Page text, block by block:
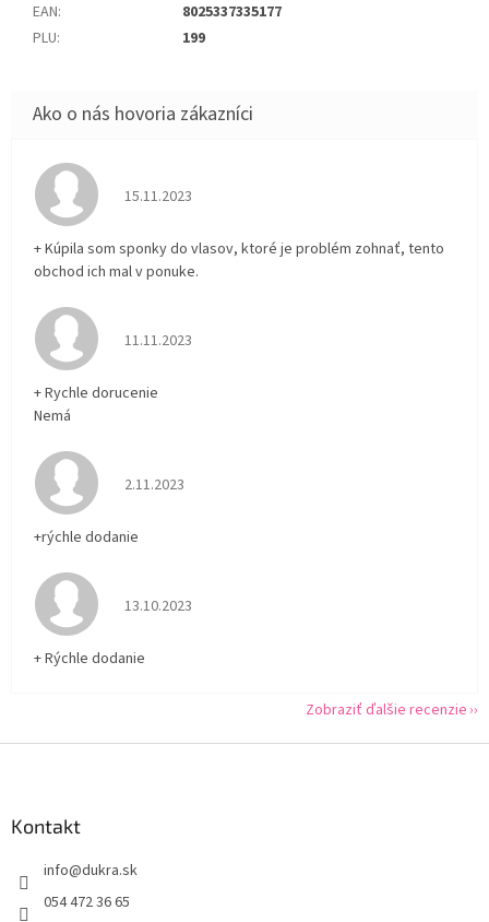
EAN:
8025337335177
PLU: 199
Hodnotenie obchodu je 5 z 5 hviezdičiek.
15.11.2023
+ Kúpila som sponky do vlasov, ktoré je problém zohnať, tento
obchod ich mal v ponuke.
Hodnotenie obchodu je 5 z 5 hviezdičiek.
11.11.2023
+ Rychle dorucenie
Nemá
Hodnotenie obchodu je 5 z 5 hviezdičiek.
2.11.2023
+rýchle dodanie
Hodnotenie obchodu je 5 z 5 hviezdičiek.
13.10.2023
+ Rýchle dodanie
Zobraziť ďalšie recenzie
Kontakt
info@dukra.sk
054 472 36 65